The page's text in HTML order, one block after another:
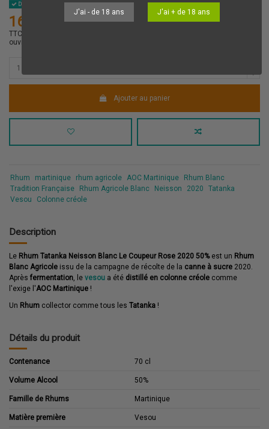
J'ai - de 18 ans J'ai + de 18 ans
Disponible
169,00 € 215,00 € -46,00 €
TTC
ouvré suivant.
Ajouter au panier
Rhum martinique rhum agricole AOC Martinique
Rhum Blanc
Tradition Française
Rhum Agricole Blanc Neisson 2020
Tatanka
Vesou
Colonne créole
Description
Le Rhum Tatanka Neisson Blanc Le Coupeur Rose 2020 50%est un Rhum
Blanc Agricole issu de la campagne de récolte de la canne à sucre 2020.
Après fermentation, le vesou a été distillé en colonne créole comme
l'exige l'AOC Martinique !
Un Rhum collector comme tous les Tatanka !
Détails du produit
Contenance 70 cl
Volume Alcool 50%
Famille de Rhums Martinique
Matière première Vesou